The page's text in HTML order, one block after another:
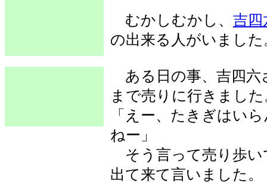
むかしむかし、 吉四
の出来る人がいました
ある日の事、吉四六
まで売りに行きました
「えー、たきぎはい
ねー」
そう言って売り歩い
出て来て言いました。